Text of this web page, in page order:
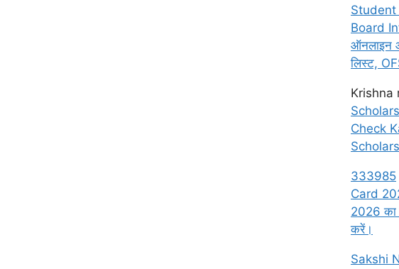
Student
Board
ऑनलाइन
लिस्ट,
Krishna
Check
333985
Card
2026 का
करें।
Sakshi